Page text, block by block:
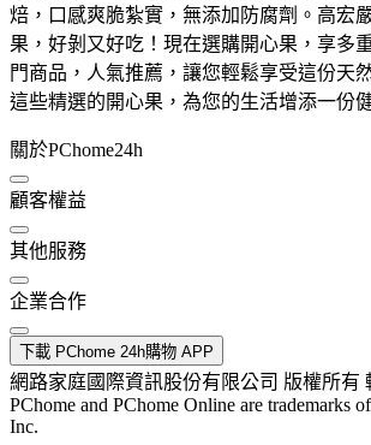
焙，口感爽脆紮實，無添加防腐劑。高宏
果，好剝又好吃！現在選購開心果，享多
門商品，人氣推薦，讓您輕鬆享受這份天
這些精選的開心果，為您的生活增添一份
關於PChome24h
顧客權益
其他服務
企業合作
下載 PChome 24h購物 APP
網路家庭國際資訊股份有限公司 版權所有
PChome and PChome Online are trademarks
Inc.